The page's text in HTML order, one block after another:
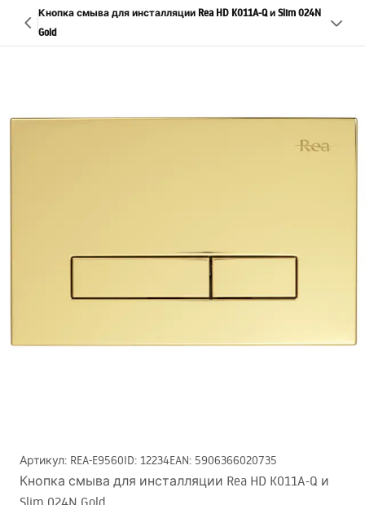
Кнопка смыва для инсталляции Rea HD K011A-Q и Slim 024N
Gold
Артикул: REA-E9560ID: 12234EAN: 5906366020735
Кнопка смыва для инсталляции Rea HD K011A-Q и
Slim 024N Gold